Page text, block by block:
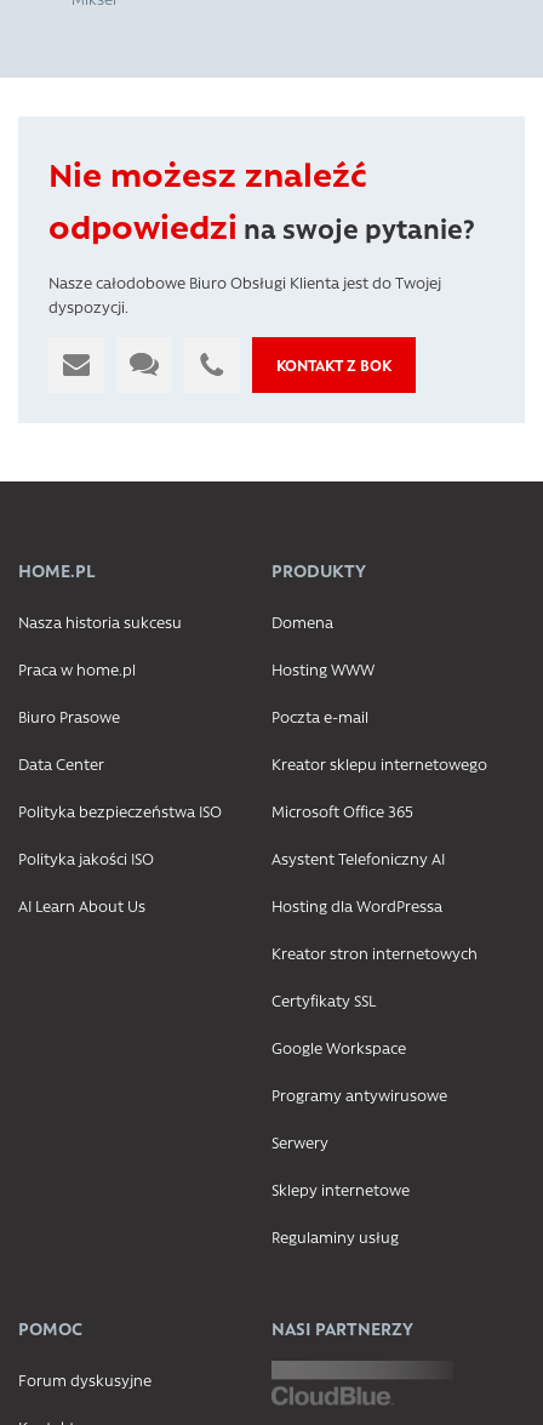
Nie możesz znaleźć
odpowiedzi na swoje pytanie?
Nasze całodobowe Biuro Obsługi Klienta jest do Twojej
dyspozycji.
KONTAKT Z BOK
HOME.PL
Nasza historia sukcesu
Praca w home.pl
Biuro Prasowe
Data Center
Polityka bezpieczeństwa ISO
Polityka jakości ISO
AI Learn About Us
PRODUKTY
Domena
Hosting WWW
Poczta e-mail
Kreator sklepu internetowego
Microsoft Office 365
Asystent Telefoniczny AI
Hosting dla WordPressa
Kreator stron internetowych
Certyfikaty SSL
Google Workspace
Programy antywirusowe
Serwery
Sklepy internetowe
Regulaminy usług
POMOC
Forum dyskusyjne
NASI PARTNERZY